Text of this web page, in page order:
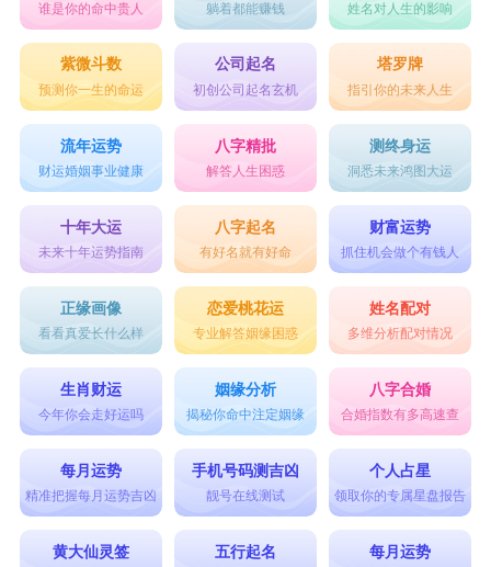
网名女伤感冷漠大全：
*幻影之城* - 在幽暗的城市中，幻影如梦境般舞
动，映衬着心中的孤寂和冷漠。
~星空残影~ - 星空中残留的光影，照亮了内心深处
的冷漠和孤独，宛如梦中的幻影。
乱世孤城| - 在纷乱的世界中，只有这座孤城矗立，
承载着冷漠和孤寂的情绪，如同一幅画面。
≈幽影离殇≈ - 幽暗的影子离开了殇痕，却留下了心
中深深的冷漠和孤独。
〇月华清梦〇 - 皎洁的月光映照着清澈的梦境，但
心中却充满了冷漠和忧伤。
※枯叶飘零※ - 枯萎的叶片随风飘零，在心灵深处
留下了冷漠和孤寂的印记。
°寂寞幽灵° - 寂寞如幽灵般缠绕心灵，散发着冷漠
和忧伤的气息。
谁是你的命中贵人 躺着都能赚钱 姓名对人生的影响
紫微斗数
预测你一生的命运
公司起名
初创公司起名玄机
塔罗牌
指引你的未来人生
流年运势
财运婚姻事业健康
八字精批
解答人生困惑
测终身运
洞悉未来鸿图大运
十年大运
未来十年运势指南
八字起名
有好名就有好命
财富运势
抓住机会做个有钱人
正缘画像
看看真爱长什么样
恋爱桃花运
专业解答姻缘困惑
姓名配对
多维分析配对情况
生肖财运
今年你会走好运吗
姻缘分析
揭秘你命中注定姻缘
八字合婚
合婚指数有多高速查
每月运势
精准把握每月运势吉凶
手机号码测吉凶
靓号在线测试
个人占星
领取你的专属星盘报告
黄大仙灵签 五行起名 每月运势